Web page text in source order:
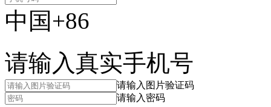
中国+86
请输入真实手机号
请输入图片验证码
请输入密码